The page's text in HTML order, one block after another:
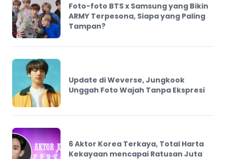
Foto-foto BTS x Samsung yang Bikin
ARMY Terpesona, Siapa yang Paling
Tampan?
Update di Weverse, Jungkook
Unggah Foto Wajah Tanpa Ekspresi
6 Aktor Korea Terkaya, Total Harta
Kekayaan mencapai Ratusan Juta